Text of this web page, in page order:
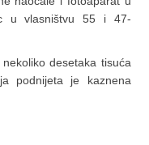
u vlasništvu 55 i 47-
desetaka tisuća
podnijeta je kaznena